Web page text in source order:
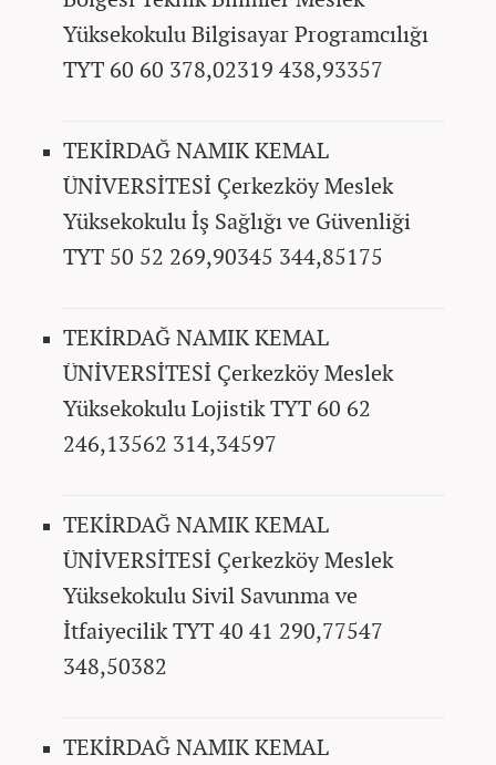
Yüksekokulu Bilgisayar Programcılığı
TYT 60 60 378,02319 438,93357
TEKİRDAĞ NAMIK KEMAL
ÜNİVERSİTESİ Çerkezköy Meslek
Yüksekokulu İş Sağlığı ve Güvenliği
TYT 50 52 269,90345 344,85175
TEKİRDAĞ NAMIK KEMAL
ÜNİVERSİTESİ Çerkezköy Meslek
Yüksekokulu Lojistik TYT 60 62
246,13562 314,34597
TEKİRDAĞ NAMIK KEMAL
ÜNİVERSİTESİ Çerkezköy Meslek
Yüksekokulu Sivil Savunma ve
İtfaiyecilik TYT 40 41 290,77547
348,50382
TEKİRDAĞ NAMIK KEMAL